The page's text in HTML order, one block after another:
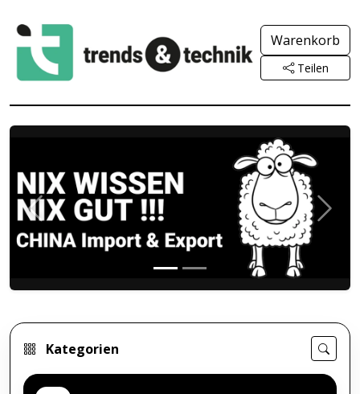
Warenkorb
Teilen
Previous Next
NIX WISSEN NIX GUT - Der
Der Import aus und Export nach China
Um in diesem dynamischen Umfeld
Kategorien